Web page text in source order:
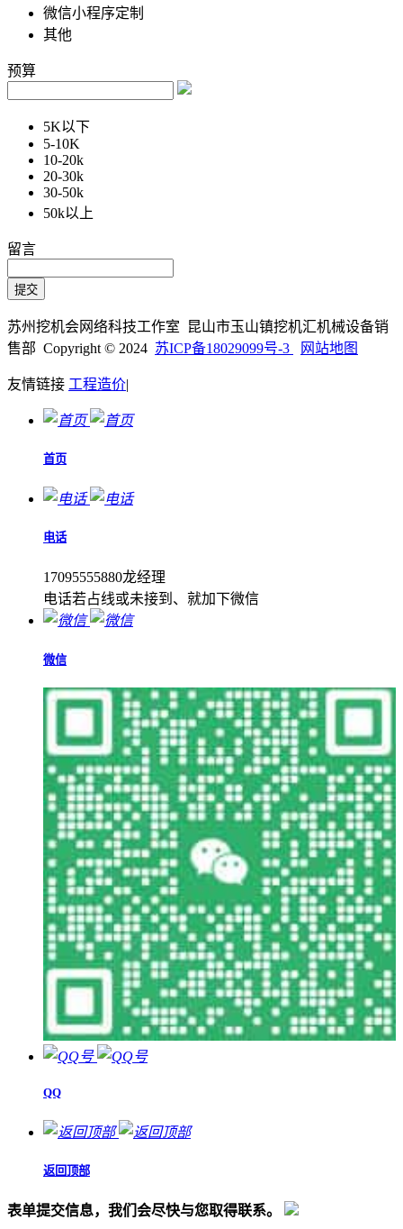
微信小程序定制
其他
预算
5K以下
5-10K
10-20k
20-30k
30-50k
50k以上
留言
苏州挖机会网络科技工作室 昆山市玉山镇挖机汇机械设备销
售部 Copyright © 2024 苏ICP备18029099号-3 网站地图
友情链接 工程造价|
首页
电话
17095555880龙经理
电话若占线或未接到、就加下微信
微信
QQ
返回顶部
表单提交信息，我们会尽快与您取得联系。